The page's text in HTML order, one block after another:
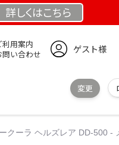
詳しくはこちら
利用案内
問い合わせ
ゲスト様
変更
ーラ ヘルズレア DD-500 -